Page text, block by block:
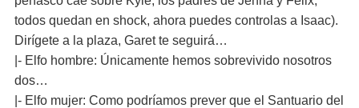
todos quedan en shock, ahora puedes controlas a Isaac).
Dirígete a la plaza, Garet te seguirá…
|- Elfo hombre: Únicamente hemos sobrevivido nosotros
dos…
|- Elfo mujer: Como podríamos prever que el Santuario del